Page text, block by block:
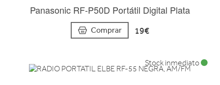
Panasonic RF-P50D Portátil Digital Plata
Comprar 19€
Stock inmediato